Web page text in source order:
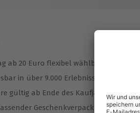
ab 20 Euro flexibel wählbar
in über 9.000 Erlebnisse
gültig ab Ende des Kaufjahres
Geschenkverpackung